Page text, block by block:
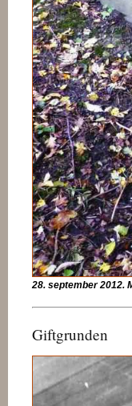
28. september 2012.
Giftgrunden